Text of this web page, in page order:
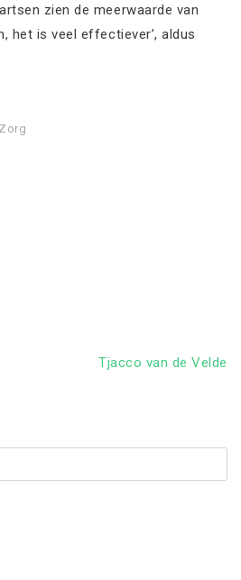
zien de meerwaarde van
het is veel effectiever’, aldus
Zorg
Next
Tjacco van de Velde